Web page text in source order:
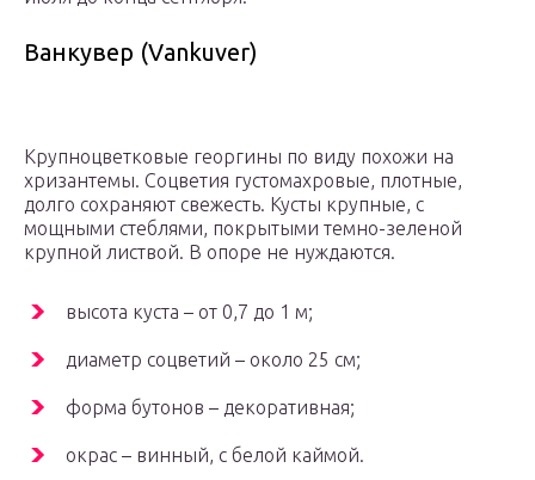
Ванкувер (Vankuver)
Крупноцветковые георгины по виду похожи на
хризантемы. Соцветия густомахровые, плотные,
долго сохраняют свежесть. Кусты крупные, с
мощными стеблями, покрытыми темно-зеленой
крупной листвой. В опоре не нуждаются.
высота куста – от 0,7 до 1 м;
диаметр соцветий – около 25 см;
форма бутонов – декоративная;
окрас – винный, с белой каймой.